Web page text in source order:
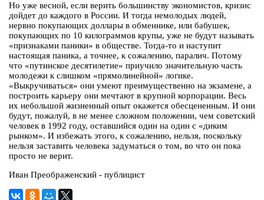
Но уже весной, если верить большинству экономистов, кризис
дойдет до каждого в России. И тогда немолодых людей,
нервно покупающих доллары в обменнике, или бабушек,
покупающих по 10 килограммов крупы, уже не будут называть
«признаками паники» в обществе. Тогда-то и наступит
настоящая паника, а точнее, к сожалению, паралич. Потому
что «путинское десятилетие» приучило значительную часть
молодежи к слишком «прямолинейной» логике.
«Выкручиваться» они умеют преимущественно на экзамене, а
построить карьеру они мечтают в крупной корпорации. Весь
их небольшой жизненный опыт окажется обесцененным. И они
будут, пожалуй, в не менее сложном положении, чем советский
человек в 1992 году, оставшийся один на один с «диким
рынком». И избежать этого, к сожалению, нельзя, поскольку
нельзя заставить человека задуматься о том, во что он пока
просто не верит.
Иван Преображенский - публицист